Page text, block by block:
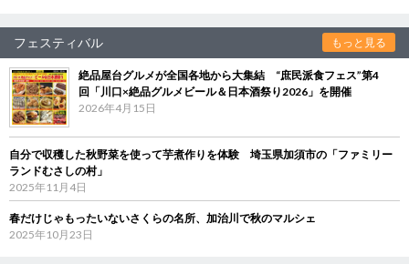
フェスティバル もっと見る
絶品屋台グルメが全国各地から大集結 “庶民派食フェス”第4
回「川口×絶品グルメビール＆日本酒祭り2026」を開催
2026年4月15日
自分で収穫した秋野菜を使って芋煮作りを体験 埼玉県加須市の「ファミリー
ランドむさしの村」
2025年11月4日
春だけじゃもったいないさくらの名所、加治川で秋のマルシェ
2025年10月23日